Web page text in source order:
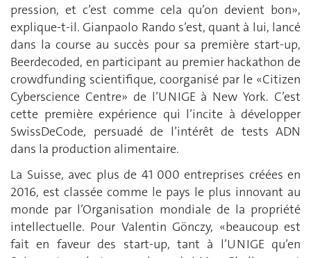
pression, et c’est comme cela qu’on devient bon»,
explique-t-il. Gianpaolo Rando s’est, quant à lui, lancé
dans la course au succès pour sa première start-up,
Beerdecoded, en participant au premier hackathon de
crowdfunding scientifique, coorganisé par le «Citizen
Cyberscience Centre» de l’UNIGE à New York. C’est
cette première expérience qui l’incite à développer
SwissDeCode, persuadé de l’intérêt de tests ADN
dans la production alimentaire.
La Suisse, avec plus de 41 000 entreprises créées en
2016, est classée comme le pays le plus innovant au
monde par l’Organisation mondiale de la propriété
intellectuelle. Pour Valentin Gönczy, «beaucoup est
fait en faveur des start-up, tant à l’UNIGE qu’en